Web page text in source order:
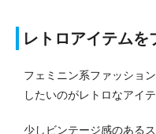
レトロアイテムを
フェミニン系ファッショ
したいのがレトロなアイテ
少しビンテージ感のある